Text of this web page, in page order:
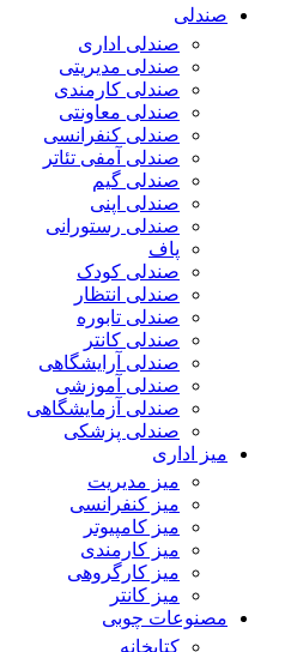
صندلی
صندلی اداری
صندلی مدیریتی
صندلی کارمندی
صندلی معاونتی
صندلی کنفرانسی
صندلی آمفی تئاتر
صندلی گیم
صندلی اپنی
صندلی رستورانی
پاف
صندلی کودک
صندلی انتظار
صندلی تابوره
صندلی کانتر
صندلی آرایشگاهی
صندلی آموزشی
صندلی آزمایشگاهی
صندلی پزشکی
میز اداری
میز مدیریت
میز کنفرانسی
میز کامپیوتر
میز کارمندی
میز کارگروهی
میز کانتر
مصنوعات چوبی
کتابخانه